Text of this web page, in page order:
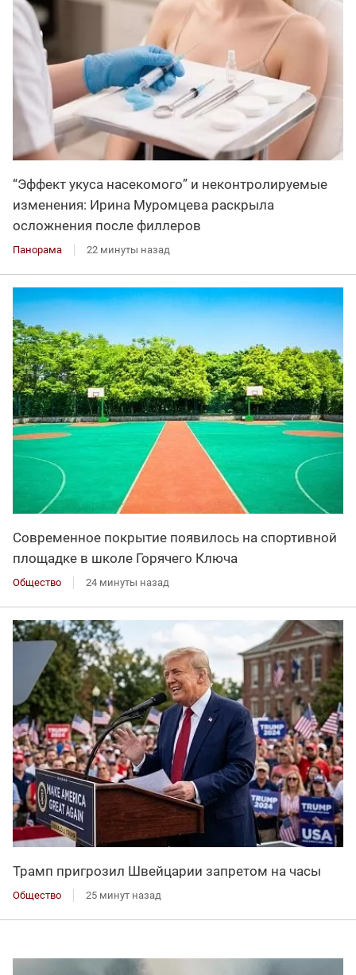
“Эффект укуса насекомого” и неконтролируемые
изменения: Ирина Муромцева раскрыла
осложнения после филлеров
Панорама 22 минуты назад
Современное покрытие появилось на спортивной
площадке в школе Горячего Ключа
Общество 24 минуты назад
Трамп пригрозил Швейцарии запретом на часы
Общество 25 минут назад